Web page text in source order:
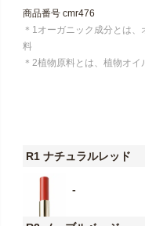
商品番号 cmr476
＊1オーガニック成分とは
料
＊2植物原料とは、植物オ
R1 ナチュラルレッド
-